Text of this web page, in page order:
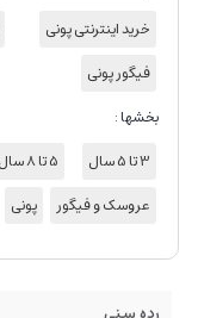
خرید اینترنتی پونی
فیگور پونی
بخشها :
3 تا 5 سال
5 تا 8 سال
عروسک و فیگور
پونی